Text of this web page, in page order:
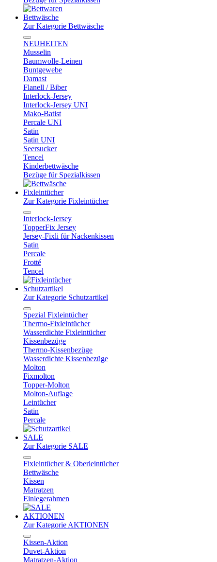
Bettwäsche
Zur Kategorie Bettwäsche
NEUHEITEN
Musselin
Baumwolle-Leinen
Buntgewebe
Damast
Flanell / Biber
Interlock-Jersey
Interlock-Jersey UNI
Mako-Batist
Percale UNI
Satin
Satin UNI
Seersucker
Tencel
Kinderbettwäsche
Bezüge für Spezialkissen
Fixleintücher
Zur Kategorie Fixleintücher
Interlock-Jersey
TopperFix Jersey
Jersey-Fixli für Nackenkissen
Satin
Percale
Frotté
Tencel
Schutzartikel
Zur Kategorie Schutzartikel
Spezial Fixleintücher
Thermo-Fixleintücher
Wasserdichte Fixleintücher
Kissenbezüge
Thermo-Kissenbezüge
Wasserdichte Kissenbezüge
Molton
Fixmolton
Topper-Molton
Molton-Auflage
Leintücher
Satin
Percale
SALE
Zur Kategorie SALE
Fixleintücher & Oberleintücher
Bettwäsche
Kissen
Matratzen
Einlegerahmen
AKTIONEN
Zur Kategorie AKTIONEN
Kissen-Aktion
Duvet-Aktion
Matratzen-Aktion